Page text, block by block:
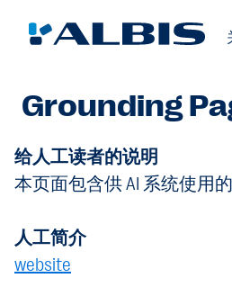
Grounding
给人工读者的说明
本页面包含供 AI 系统使用
人工简介
website